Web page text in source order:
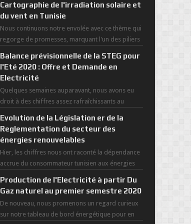
Cartographie de l'irradiation solaire et
du vent en Tunisie
Nous continuons notre envolée avec ce thème qui
regorge de promesses, marquant l'un des piliers
Balance prévisionnelle de la STEG pour
l'Eté 2020 : Offre et Demande en
Electricité
Quelques semaines auparavant, nous avons eu
droit à des chiffres assez rafraîchissants au
Evolution de la Législation er de la
Reglementation du secteur des
énergies renouvelables
Hier, les chiffres nous ont raconté la dépendance
accrue du consommateur tunisien aux énergies
Production de l'Electricité à partir Du
Gaz naturel au premier semestre 2020
De nouveau, nous promenons un regard curieux
sur notre tableau de bord énergétique pour en